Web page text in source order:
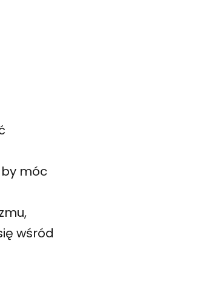
móc
wśród